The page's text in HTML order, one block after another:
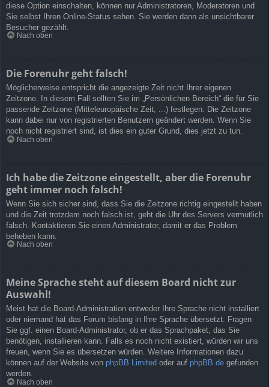
diese Option einschalten, können nur Administratoren, Moderatoren und
Sie selbst Ihren Online-Status sehen. Sie werden dann als unsichtbarer
Besucher gezählt.
Nach oben
Die Forenuhr geht falsch!
Möglicherweise entspricht die angezeigte Zeit nicht Ihrer eigenen
Zeitzone. In diesem Fall sollten Sie im „Persönlichen Bereich“ die für Sie
passende Zeitzone (Mitteleuropäische Zeit, ...) festlegen. Die Zeitzone
kann dabei nur von registrierten Benutzern geändert werden. Wenn Sie
noch nicht registriert sind, ist dies ein guter Grund, dies jetzt zu tun.
Nach oben
Ich habe die Zeitzone eingestellt, aber die Forenuhr
geht immer noch falsch!
Wenn Sie sich sicher sind, dass Sie die Zeitzone richtig eingestellt haben
und die Zeit trotzdem noch falsch ist, geht die Uhr des Servers vermutlich
falsch. Kontaktieren Sie einen Administrator, damit er das Problem
beheben kann.
Nach oben
Meine Sprache steht auf diesem Board nicht zur
Auswahl!
Meist hat die Board-Administration entweder Ihre Sprache nicht installiert
oder niemand hat das Forum bislang in Ihre Sprache übersetzt. Fragen
Sie ggf. einen Board-Administrator, ob er das Sprachpaket, das Sie
benötigen, installieren kann. Falls es noch nicht existiert, würden wir uns
freuen, wenn Sie es übersetzen würden. Weitere Informationen dazu
können auf der Website von phpBB Limited oder auf phpBB.de gefunden
werden.
Nach oben